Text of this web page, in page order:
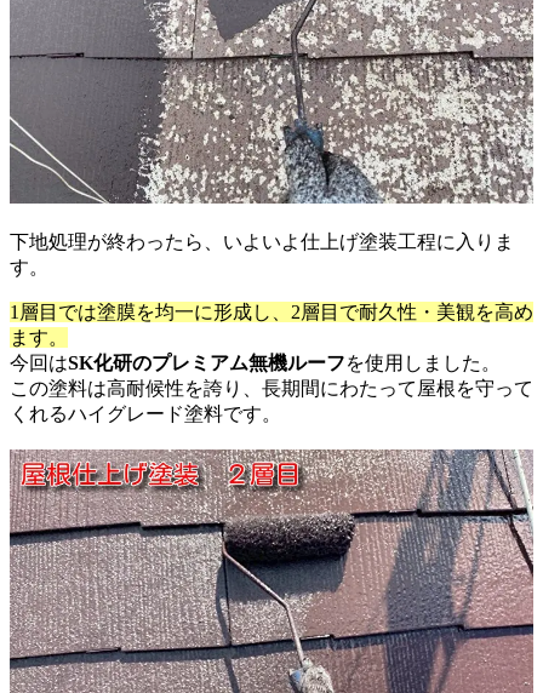
下地処理が終わったら、いよいよ仕上げ塗装工程に入りま
す。
1層目では塗膜を均一に形成し、2層目で耐久性・美観を高め
ます。
今回はSK化研のプレミアム無機ルーフを使用しました。
この塗料は高耐候性を誇り、長期間にわたって屋根を守って
くれるハイグレード塗料です。